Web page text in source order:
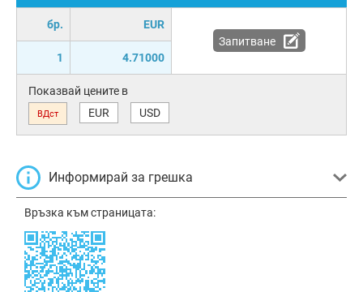
бр. EUR
1 4.71000
Запитване
Показвай цените в
ВДст EUR USD
Информирай за грешка
Връзка към страницата: